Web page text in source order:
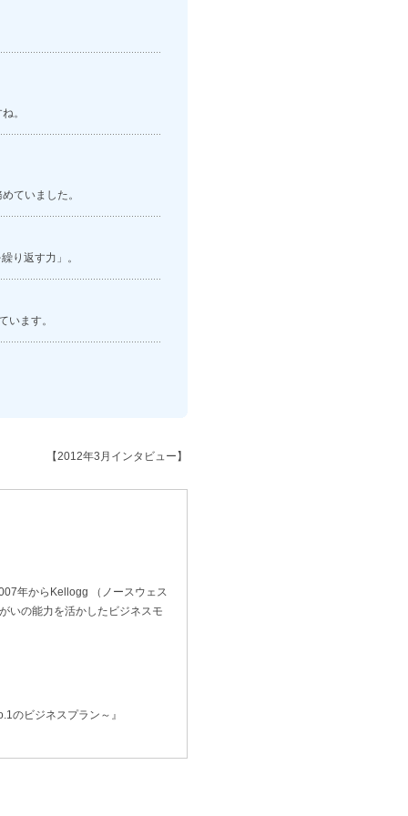
。
ていました。
り返す力」。
います。
【2012年3月インタビュー】
年からKellogg （ノースウェス
いの能力を活かしたビジネスモ
のビジネスプラン～』